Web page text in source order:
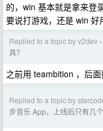
的，win 基本就是拿来登
要说打游戏，还是 win 好
Replied to a topic by v2dev ›
具？
之前用 teambition ，后
Replied to a topic by
步音乐 App，上线后只有几